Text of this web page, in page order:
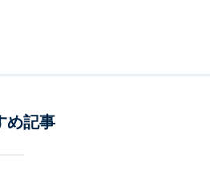
筋ランキングまで、毎日のお買いも
め記事